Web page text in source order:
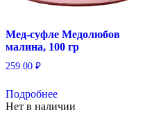
Мед-суфле Медолюбов
малина, 100 гр
259.00 ₽
Подробнее
Нет в наличии